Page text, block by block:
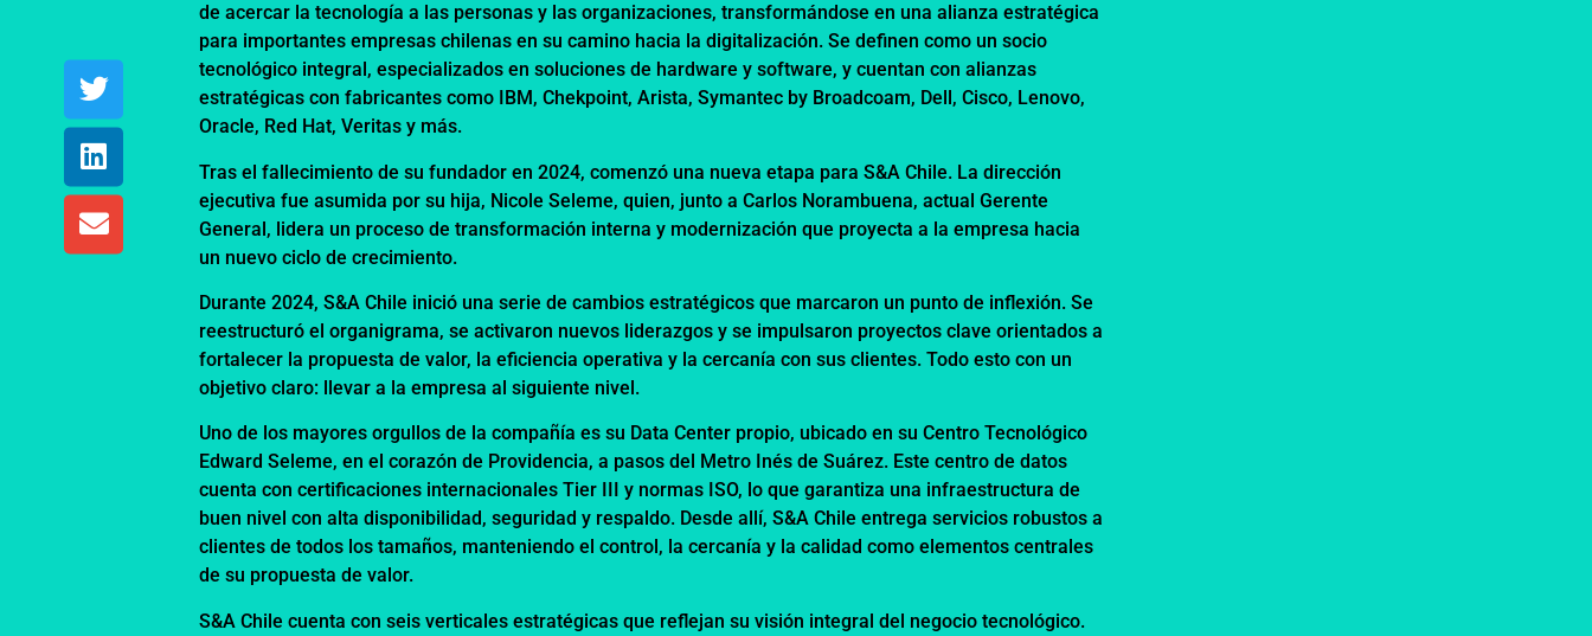
de acercar la tecnología a las personas y las organizaciones, transformándose en una alianza estratégica
para importantes empresas chilenas en su camino hacia la digitalización. Se definen como un socio
tecnológico integral, especializados en soluciones de hardware y software, y cuentan con alianzas
estratégicas con fabricantes como IBM, Chekpoint, Arista, Symantec by Broadcoam, Dell, Cisco, Lenovo,
Oracle, Red Hat, Veritas y más.
Tras el fallecimiento de su fundador en 2024, comenzó una nueva etapa para S&A Chile. La dirección
ejecutiva fue asumida por su hija, Nicole Seleme, quien, junto a Carlos Norambuena, actual Gerente
General, lidera un proceso de transformación interna y modernización que proyecta a la empresa hacia
un nuevo ciclo de crecimiento.
Durante 2024, S&A Chile inició una serie de cambios estratégicos que marcaron un punto de inflexión. Se
reestructuró el organigrama, se activaron nuevos liderazgos y se impulsaron proyectos clave orientados a
fortalecer la propuesta de valor, la eficiencia operativa y la cercanía con sus clientes. Todo esto con un
objetivo claro: llevar a la empresa al siguiente nivel.
Uno de los mayores orgullos de la compañía es su Data Center propio, ubicado en su Centro Tecnológico
Edward Seleme, en el corazón de Providencia, a pasos del Metro Inés de Suárez. Este centro de datos
cuenta con certificaciones internacionales Tier III y normas ISO, lo que garantiza una infraestructura de
buen nivel con alta disponibilidad, seguridad y respaldo. Desde allí, S&A Chile entrega servicios robustos a
clientes de todos los tamaños, manteniendo el control, la cercanía y la calidad como elementos centrales
de su propuesta de valor.
S&A Chile cuenta con seis verticales estratégicas que reflejan su visión integral del negocio tecnológico.